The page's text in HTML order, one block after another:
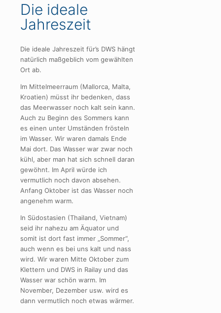
Die ideale
Jahreszeit
Die ideale Jahreszeit für’s DWS hängt
natürlich maßgeblich vom gewählten
Ort ab.
Im Mittelmeerraum (Mallorca, Malta,
Kroatien) müsst ihr bedenken, dass
das Meerwasser noch kalt sein kann.
Auch zu Beginn des Sommers kann
es einen unter Umständen frösteln
im Wasser. Wir waren damals Ende
Mai dort. Das Wasser war zwar noch
kühl, aber man hat sich schnell daran
gewöhnt. Im April würde ich
vermutlich noch davon absehen.
Anfang Oktober ist das Wasser noch
angenehm warm.
In Südostasien (Thailand, Vietnam)
seid ihr nahezu am Äquator und
somit ist dort fast immer „Sommer“,
auch wenn es bei uns kalt und nass
wird. Wir waren Mitte Oktober zum
Klettern und DWS in Railay und das
Wasser war schön warm. Im
November, Dezember usw. wird es
dann vermutlich noch etwas wärmer.